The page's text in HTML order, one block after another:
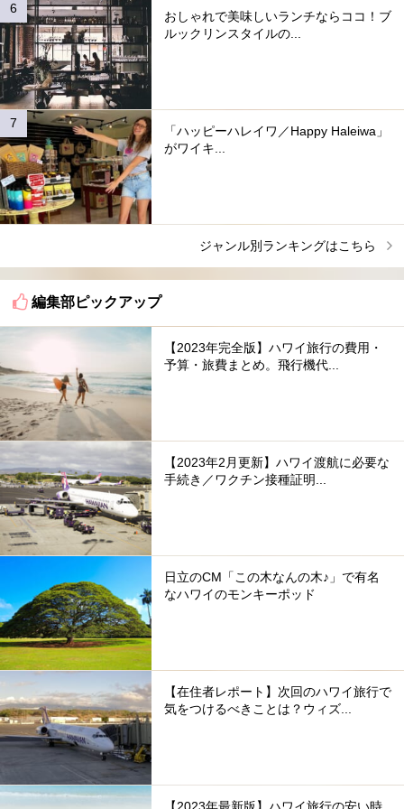
おしゃれで美味しいランチならココ！ブ
ルックリンスタイルの...
「ハッピーハレイワ／Happy Haleiwa」
がワイキ...
ジャンル別ランキングはこちら
編集部ピックアップ
【2023年完全版】ハワイ旅行の費用・
予算・旅費まとめ。飛行機代...
【2023年2月更新】ハワイ渡航に必要な
手続き／ワクチン接種証明...
日立のCM「この木なんの木♪」で有名
なハワイのモンキーポッド
【在住者レポート】次回のハワイ旅行で
気をつけるべきことは？ウィズ...
【2023年最新版】ハワイ旅行の安い時